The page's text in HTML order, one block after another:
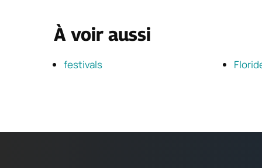
À voir aussi
festivals